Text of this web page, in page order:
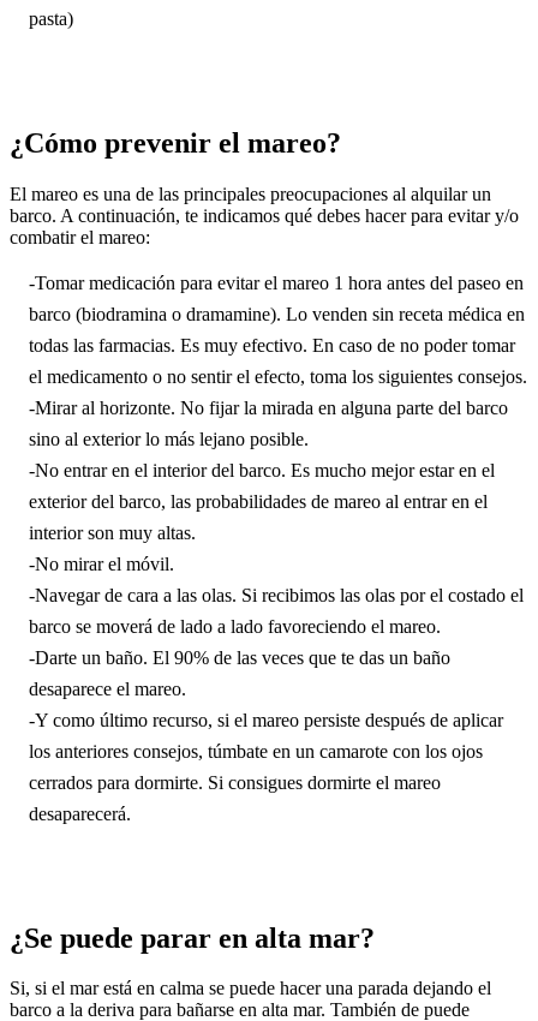
pasta)
¿Cómo prevenir el mareo?
El mareo es una de las principales preocupaciones al alquilar un
barco. A continuación, te indicamos qué debes hacer para evitar y/o
combatir el mareo:
-Tomar medicación para evitar el mareo 1 hora antes del paseo en
barco (biodramina o dramamine). Lo venden sin receta médica en
todas las farmacias. Es muy efectivo. En caso de no poder tomar
el medicamento o no sentir el efecto, toma los siguientes consejos.
-Mirar al horizonte. No fijar la mirada en alguna parte del barco
sino al exterior lo más lejano posible.
-No entrar en el interior del barco. Es mucho mejor estar en el
exterior del barco, las probabilidades de mareo al entrar en el
interior son muy altas.
-No mirar el móvil.
-Navegar de cara a las olas. Si recibimos las olas por el costado el
barco se moverá de lado a lado favoreciendo el mareo.
-Darte un baño. El 90% de las veces que te das un baño
desaparece el mareo.
-Y como último recurso, si el mareo persiste después de aplicar
los anteriores consejos, túmbate en un camarote con los ojos
cerrados para dormirte. Si consigues dormirte el mareo
desaparecerá.
¿Se puede parar en alta mar?
Si, si el mar está en calma se puede hacer una parada dejando el
barco a la deriva para bañarse en alta mar. También de puede